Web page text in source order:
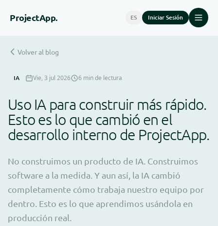
ProjectApp. ES Iniciar Sesión
Volver al blog
IA Vie, 3 jul 2026 6 min de lectura
Uso IA para construir más rápido.
Esto es lo que cambió en el
desarrollo interno de ProjectApp.
No construimos un producto de IA. Construimos
software a la medida. Y aun así, la IA cambió
completamente cómo trabaja nuestro equipo por
dentro. Esto es lo que aprendimos usándola en
producción real.